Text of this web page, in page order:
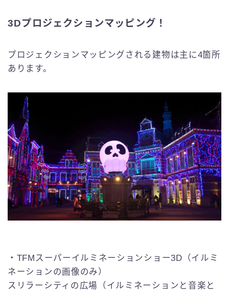
3Dプロジェクションマッピング！
プロジェクションマッピングされる建物は主に4箇所
あります。
・TFMスーパーイルミネーションショー3D（イルミ
ネーションの画像のみ）
スリラーシティの広場（イルミネーションと音楽と